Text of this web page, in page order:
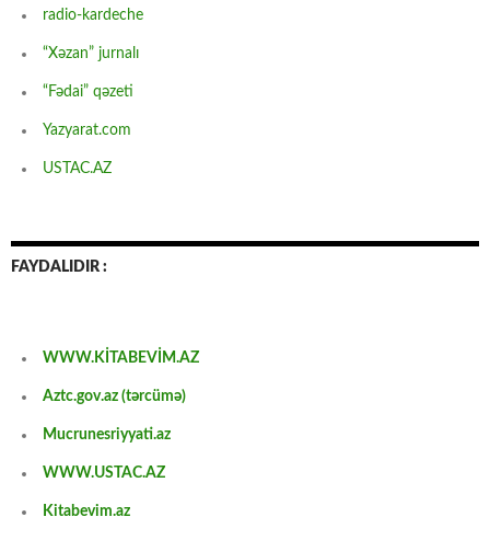
radio-kardeche
“Xəzan” jurnalı
“Fədai” qəzeti
Yazyarat.com
USTAC.AZ
FAYDALIDIR :
WWW.KİTABEVİM.AZ
Aztc.gov.az (tərcümə)
Mucrunesriyyati.az
WWW.USTAC.AZ
Kitabevim.az